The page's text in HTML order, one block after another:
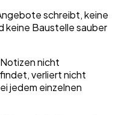
schreibt, keine
keine Baustelle sauber
nicht
verliert nicht
jedem einzelnen